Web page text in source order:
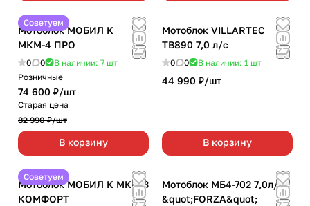
Советуем
Мотоблок МОБИЛ К
МКМ-4 ПРО
0 0 В наличии: 7 шт
Розничные
74 600 ₽/шт
Старая цена
82 990 ₽/шт
В корзину
Мотоблок VILLARTEC
TB890 7,0 л/с
0 0 В наличии: 1 шт
44 990 ₽/шт
В корзину
Советуем
Мотоблок МОБИЛ К МКМ-3
КОМФОРТ
Мотоблок МБ4-702 7,0л/с
&quot;FORZA&quot;